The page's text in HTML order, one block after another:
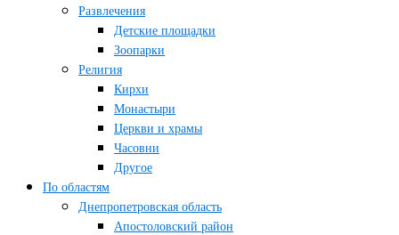
Развлечения
Детские площадки
Зоопарки
Религия
Кирхи
Монастыри
Церкви и храмы
Часовни
Другое
По областям
Днепропетровская область
Апостоловский район